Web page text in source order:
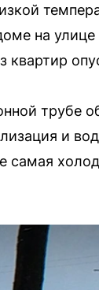
на
квартир
трубе
и
самая